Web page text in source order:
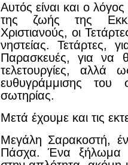
Αυτός είναι και ο
της ζωής της
Χριστιανούς, οι
νηστείας. Τετάρτες,
Παρασκευές, για να
τελετουργίες,
ευθυγράμμισης
σωτηρίας.
Μετά έχουμε και τις
Μεγάλη Σαρακοστή,
Πάσχα. Ένα ξήλωμα